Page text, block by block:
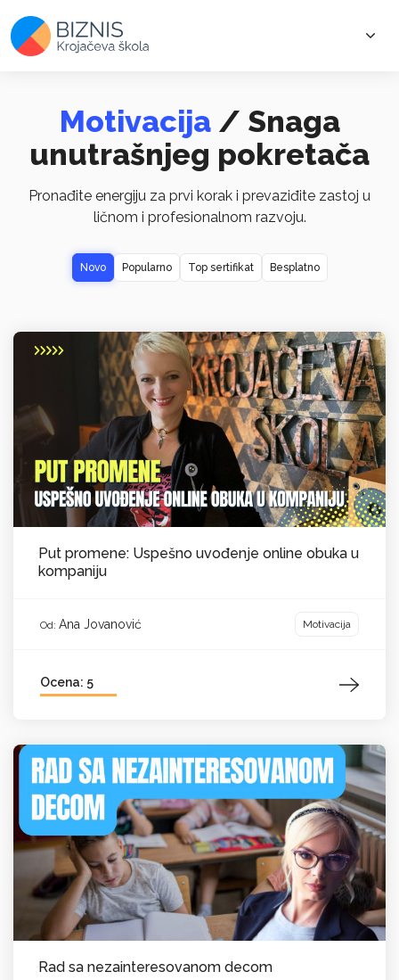
Motivacija/ Snaga
unutrašnjeg pokretača
Pronađite energiju za prvi korak i prevaziđite zastoj u
ličnom i profesionalnom razvoju.
Novo Popularno Top sertifikat Besplatno
Put promene: Uspešno uvođenje online obuka u
kompaniju
Od: Ana Jovanović Motivacija
Ocena: 5
Rad sa nezainteresovanom decom